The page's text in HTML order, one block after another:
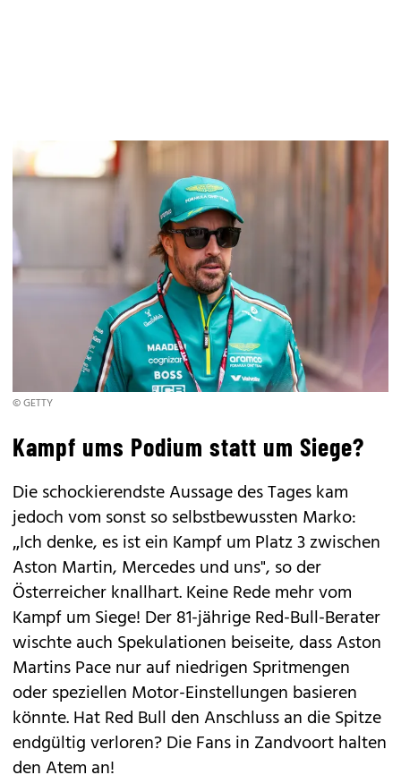
© GETTY
Kampf ums Podium statt um Siege?
Die schockierendste Aussage des Tages kam
jedoch vom sonst so selbstbewussten Marko:
„Ich denke, es ist ein Kampf um Platz 3 zwischen
Aston Martin, Mercedes und uns", so der
Österreicher knallhart. Keine Rede mehr vom
Kampf um Siege! Der 81-jährige Red-Bull-Berater
wischte auch Spekulationen beiseite, dass Aston
Martins Pace nur auf niedrigen Spritmengen
oder speziellen Motor-Einstellungen basieren
könnte. Hat Red Bull den Anschluss an die Spitze
endgültig verloren? Die Fans in Zandvoort halten
den Atem an!